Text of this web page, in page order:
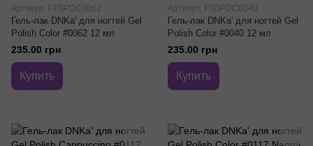
Артикул: FTGPDC0062
Гель-лак DNKa' для ногтей Gel
Polish Color #0062 12 мл
235.00 грн
Купить
Артикул: FTGPDC0040
Гель-лак DNKa' для ногтей Gel
Polish Color #0040 12 мл
235.00 грн
Купить